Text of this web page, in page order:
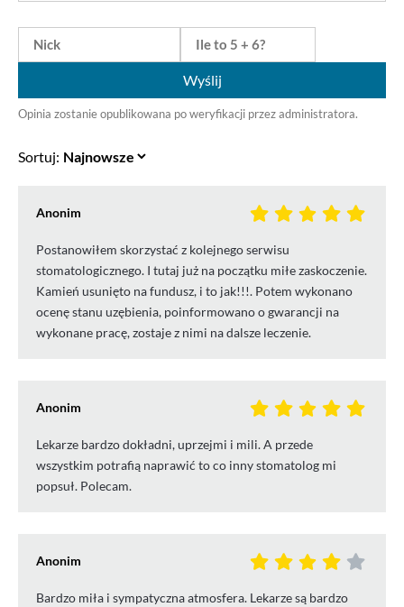
Wyślij
Opinia zostanie opublikowana po weryfikacji przez administratora.
Sortuj:
Anonim
Postanowiłem skorzystać z kolejnego serwisu
stomatologicznego. I tutaj już na początku miłe zaskoczenie.
Kamień usunięto na fundusz, i to jak!!!. Potem wykonano
ocenę stanu uzębienia, poinformowano o gwarancji na
wykonane pracę, zostaje z nimi na dalsze leczenie.
Anonim
Lekarze bardzo dokładni, uprzejmi i mili. A przede
wszystkim potrafią naprawić to co inny stomatolog mi
popsuł. Polecam.
Anonim
Bardzo miła i sympatyczna atmosfera. Lekarze są bardzo